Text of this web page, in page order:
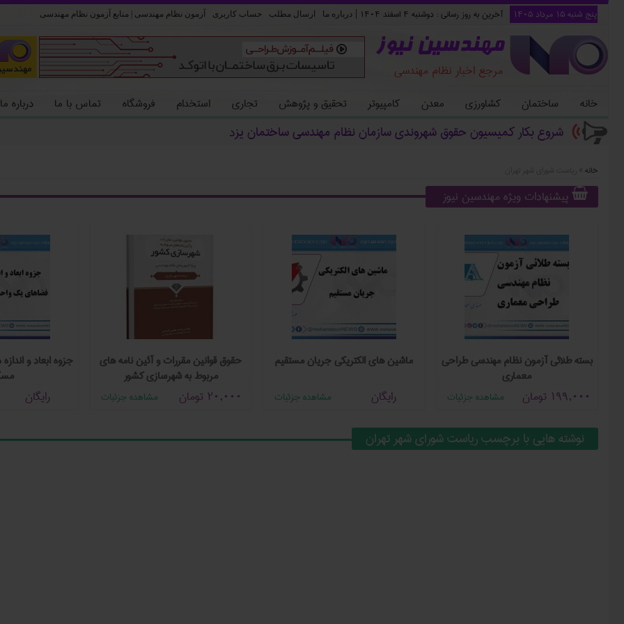
پنج شنبه ۱۵ مرداد ۱۴۰۵ آخرین به روز رسانی : دوشنبه ۴ اسفند ۱۴۰۴ | درباره ما ارسال مطلب حساب کاربری آزمون نظام مهندسی | منابع آزمون نظام مهندسی
مهندسین نیوز
مرجع اخبار نظام مهندسی
خانه ساختمان کشاورزی معدن کامپیوتر تحقیق و پژوهش تجاری استخدام فروشگاه تماس با ما درباره ما
شروع بکار کمیسیون حقوق شهروندی سازمان نظام مهندسی ساختمان یزد
خانه
پیشنهادات ویژه مهندسین نیوز
جزوه ابعاد و
رایگان
حقوق قوانین مقررات و آئین ‌نامه‌ های
مربوط به شهرسازی کشور
20,000 تومان مشاهده جزئیات
ماشین های الکتریکی جریان مستقیم
رایگان مشاهده جزئیات
بسته طلائی آزمون نظام مهندسی طراحی
معماری
199,000 تومان مشاهده جزئیات
نوشته هایی با برچسب ریاست شورای شهر تهران